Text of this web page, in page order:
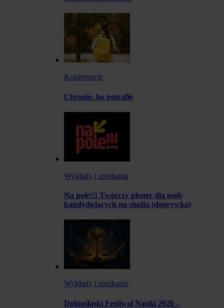
Konferencje
Chronię, bo potrafię
Wykłady i spotkania
Na pole!!! Twórczy plener dla osób
kandydujących na studia (dogrywka)
Wykłady i spotkania
Dolnośląski Festiwal Nauki 2026 –